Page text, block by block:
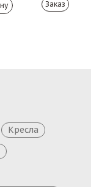
Заказ
Кресла